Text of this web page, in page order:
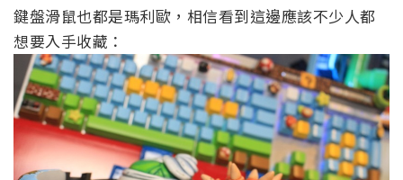
鍵盤滑鼠也都是瑪利歐，相信看到這邊應該不少人都
想要入手收藏：